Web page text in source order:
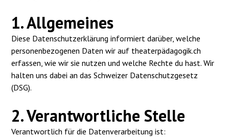
1. Allgemeines
Diese Datenschutzerklärung informiert darüber, welche
personenbezogenen Daten wir auf theaterpädagogik.ch
erfassen, wie wir sie nutzen und welche Rechte du hast. Wir
halten uns dabei an das Schweizer Datenschutzgesetz
(DSG).
2. Verantwortliche Stelle
Verantwortlich für die Datenverarbeitung ist: